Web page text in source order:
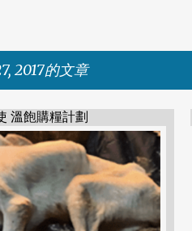
2017的文章
溫飽購糧計劃